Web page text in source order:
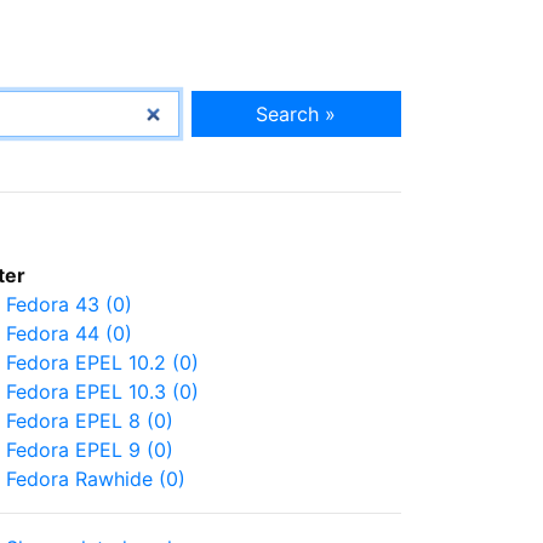
Search »
Fedora 43 (0)
Fedora 44 (0)
Fedora EPEL 10.2 (0)
Fedora EPEL 10.3 (0)
Fedora EPEL 8 (0)
Fedora EPEL 9 (0)
Fedora Rawhide (0)